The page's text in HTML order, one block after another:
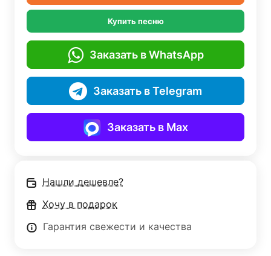
Купить песню
Заказать в WhatsApp
Заказать в Telegram
Заказать в Max
Нашли дешевле?
Хочу в подарок
Гарантия свежести и качества